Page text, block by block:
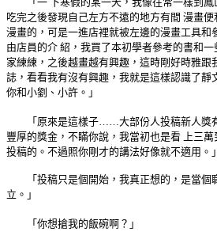
吃完之後發現自己左方不遠的地方有間 漫畫
漫畫的，可是一進店裡就被左邊的漫畫工具和
由店員的介 紹，我買了本初學者參考的書和
家練練，之後越畫越有興趣，這時剛好時雅跟
誌，看看我有沒有興趣，我就是這樣認識了靜
你和小劉、小許。」
「原來是這樣子……大部份人投稿新人獎
豐厚的獎金，不瞞你說，我當初也是看 上三
投稿的。不過照你剛才的講法好像就不適用。」
「投稿只是個開始，我真正想的，是當個
立。」
「你想搶我的飯碗啊？」